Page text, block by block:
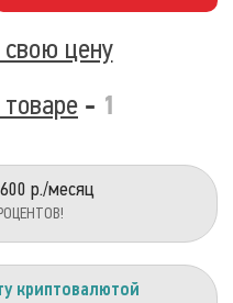
цену
- 1
р./месяц
криптовалютой